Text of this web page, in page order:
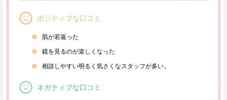
ポジティブな口コミ
肌が若返った
鏡を見るのが楽しくなった
相談しやすい明るく気さくなスタッフが多い。
ネガティブな口コミ